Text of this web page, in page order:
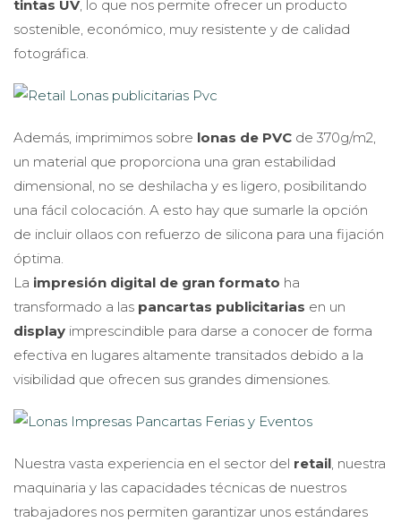
tintas UV, lo que nos permite ofrecer un producto
sostenible, económico, muy resistente y de calidad
fotográfica.
Además, imprimimos sobre lonas de PVC de 370g/m2,
un material que proporciona una gran estabilidad
dimensional, no se deshilacha y es ligero, posibilitando
una fácil colocación. A esto hay que sumarle la opción
de incluir ollaos con refuerzo de silicona para una fijación
óptima.
La impresión digital de gran formato ha
transformado a las pancartas publicitarias en un
display imprescindible para darse a conocer de forma
efectiva en lugares altamente transitados debido a la
visibilidad que ofrecen sus grandes dimensiones.
Nuestra vasta experiencia en el sector del retail, nuestra
maquinaria y las capacidades técnicas de nuestros
trabajadores nos permiten garantizar unos estándares